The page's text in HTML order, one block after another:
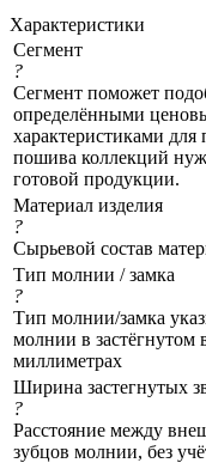
Характеристики
Сегмент
?
Сегмент поможет
определёнными
характеристиками для
пошива коллекций
готовой продукции.
Материал изделия
?
Сырьевой состав
Тип молнии / замка
?
Тип молнии/замка
молнии в застёгнутом
миллиметрах
Ширина застегнутых
?
Расстояние между
зубцов молнии, без